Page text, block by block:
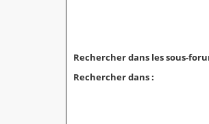
Rechercher dans les sous-
Rechercher dans :